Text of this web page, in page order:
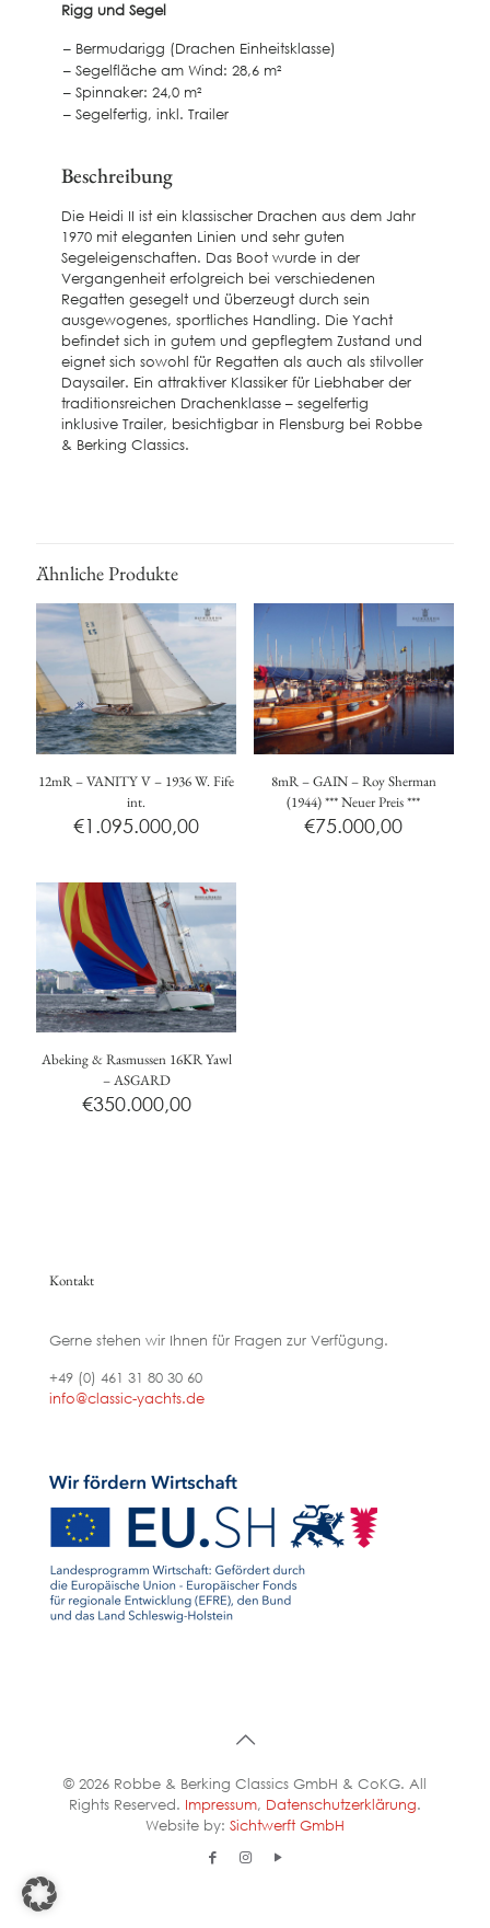
Rigg und Segel
– Bermudarigg (Drachen Einheitsklasse)
– Segelfläche am Wind: 28,6 m²
– Spinnaker: 24,0 m²
– Segelfertig, inkl. Trailer
Beschreibung
Die Heidi II ist ein klassischer Drachen aus dem Jahr
1970 mit eleganten Linien und sehr guten
Segeleigenschaften. Das Boot wurde in der
Vergangenheit erfolgreich bei verschiedenen
Regatten gesegelt und überzeugt durch sein
ausgewogenes, sportliches Handling. Die Yacht
befindet sich in gutem und gepflegtem Zustand und
eignet sich sowohl für Regatten als auch als stilvoller
Daysailer. Ein attraktiver Klassiker für Liebhaber der
traditionsreichen Drachenklasse – segelfertig
inklusive Trailer, besichtigbar in Flensburg bei Robbe
& Berking Classics.
Ähnliche Produkte
12mR – VANITY V – 1936 W. Fife
int.
€1.095.000,00
8mR – GAIN – Roy Sherman
(1944) *** Neuer Preis ***
€75.000,00
Abeking & Rasmussen 16KR Yawl
– ASGARD
€350.000,00
Kontakt
Gerne stehen wir Ihnen für Fragen zur Verfügung.
+49 (0) 461 31 80 30 60
info@classic-yachts.de
© 2026 Robbe & Berking Classics GmbH & CoKG. All
Rights Reserved. Impressum, Datenschutzerklärung.
Website by: Sichtwerft GmbH